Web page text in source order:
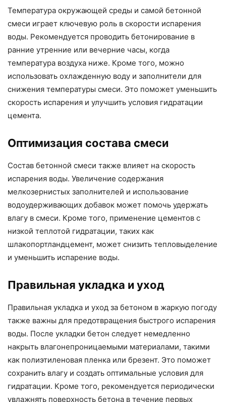
Температура окружающей среды и самой бетонной
смеси играет ключевую роль в скорости испарения
воды. Рекомендуется проводить бетонирование в
ранние утренние или вечерние часы, когда
температура воздуха ниже. Кроме того, можно
использовать охлажденную воду и заполнители для
снижения температуры смеси. Это поможет уменьшить
скорость испарения и улучшить условия гидратации
цемента.
Оптимизация состава смеси
Состав бетонной смеси также влияет на скорость
испарения воды. Увеличение содержания
мелкозернистых заполнителей и использование
водоудерживающих добавок может помочь удержать
влагу в смеси. Кроме того, применение цементов с
низкой теплотой гидратации, таких как
шлакопортландцемент, может снизить тепловыделение
и уменьшить испарение воды.
Правильная укладка и уход
Правильная укладка и уход за бетоном в жаркую погоду
также важны для предотвращения быстрого испарения
воды. После укладки бетон следует немедленно
накрыть влагонепроницаемыми материалами, такими
как полиэтиленовая пленка или брезент. Это поможет
сохранить влагу и создать оптимальные условия для
гидратации. Кроме того, рекомендуется периодически
увлажнять поверхность бетона в течение первых